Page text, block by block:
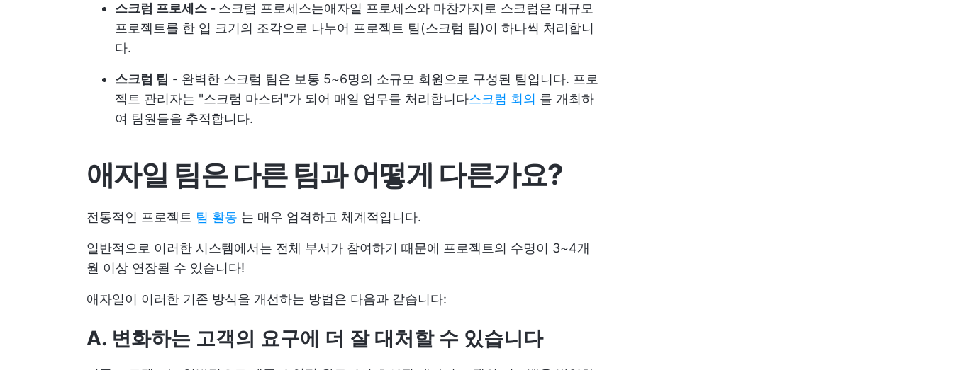
스크럼 프로세스 - 스크럼 프로세스는애자일 프로세스와 마찬가지로 스크럼은 대규모
프로젝트를 한 입 크기의 조각으로 나누어 프로젝트 팀(스크럼 팀)이 하나씩 처리합니
다.
스크럼 팀 - 완벽한 스크럼 팀은 보통 5~6명의 소규모 회원으로 구성된 팀입니다. 프로
젝트 관리자는 "스크럼 마스터"가 되어 매일 업무를 처리합니다스크럼 회의 를 개최하
여 팀원들을 추적합니다.
애자일 팀은 다른 팀과 어떻게 다른가요?
전통적인 프로젝트 팀 활동 는 매우 엄격하고 체계적입니다.
일반적으로 이러한 시스템에서는 전체 부서가 참여하기 때문에 프로젝트의 수명이 3~4개
월 이상 연장될 수 있습니다!
애자일이 이러한 기존 방식을 개선하는 방법은 다음과 같습니다:
A. 변화하는 고객의 요구에 더 잘 대처할 수 있습니다